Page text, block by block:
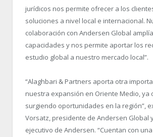
jurídicos nos permite ofrecer a los
soluciones a nivel local e internacional.
colaboración con Andersen Global
capacidades y nos permite aportar los
estudio global a nuestro mercado local”.
“Alaghbari & Partners aporta otra
nuestra expansión en Oriente Medio, ya
surgiendo oportunidades en la región”,
Vorsatz, presidente de Andersen Global
ejecutivo de Andersen. “Cuentan con